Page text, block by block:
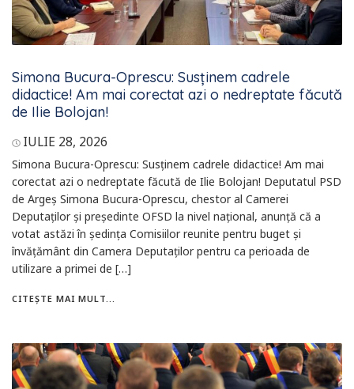
Simona Bucura-Oprescu: Susținem cadrele
didactice! Am mai corectat azi o nedreptate făcută
de Ilie Bolojan!
IULIE 28, 2026
Simona Bucura-Oprescu: Susținem cadrele didactice! Am mai
corectat azi o nedreptate făcută de Ilie Bolojan! Deputatul PSD
de Argeș Simona Bucura-Oprescu, chestor al Camerei
Deputaților și președinte OFSD la nivel național, anunță că a
votat astăzi în ședința Comisiilor reunite pentru buget și
învățământ din Camera Deputaților pentru ca perioada de
utilizare a primei de […]
CITEȘTE MAI MULT...